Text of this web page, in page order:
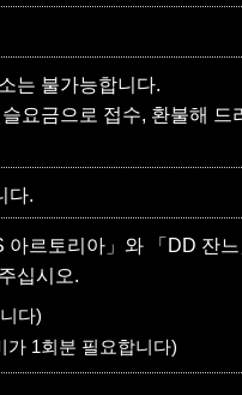
는 불가능합니다.
요금으로 접수, 환불해 드
다.
아르토리아」와 「DD 잔
십시오.
다)
가 1회분 필요합니다)